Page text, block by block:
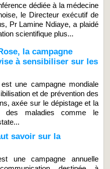
dédiée à la médecine
le Directeur exécutif de
Pr Lamine Ndiaye, a plaidé
scientifique plus...
la campagne
à sensibiliser sur les
une campagne mondiale
et de prévention des
axée sur le dépistage et la
des maladies comme le
savoir sur la
une campagne annuelle